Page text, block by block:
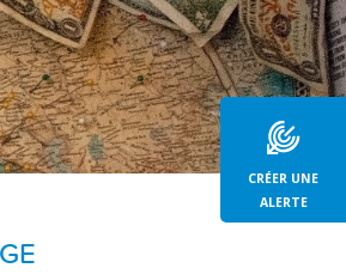
CRÉER UNE
ALERTE